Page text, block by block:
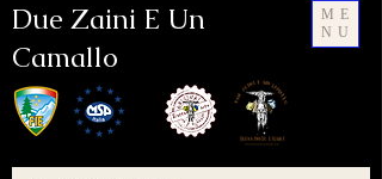
Due Zaini E Un
Camallo
ME
NU